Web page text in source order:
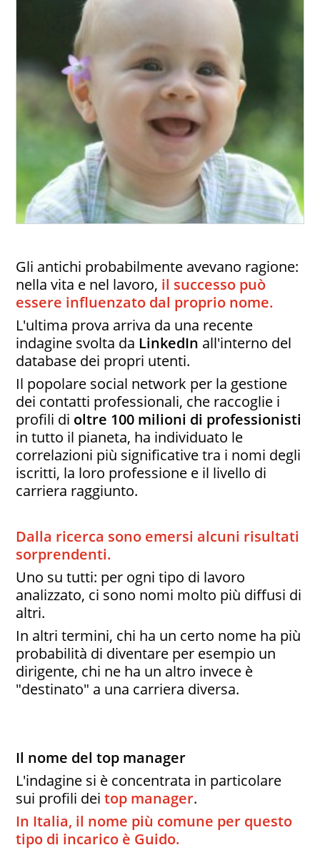
Gli antichi probabilmente avevano ragione:
nella vita e nel lavoro, il successo può
essere influenzato dal proprio nome.
L'ultima prova arriva da una recente
indagine svolta da LinkedIn all'interno del
database dei propri utenti.
Il popolare social network per la gestione
dei contatti professionali, che raccoglie i
profili di oltre 100 milioni di professionisti
in tutto il pianeta, ha individuato le
correlazioni più significative tra i nomi degli
iscritti, la loro professione e il livello di
carriera raggiunto.
Dalla ricerca sono emersi alcuni risultati
sorprendenti.
Uno su tutti: per ogni tipo di lavoro
analizzato, ci sono nomi molto più diffusi di
altri.
In altri termini, chi ha un certo nome ha più
probabilità di diventare per esempio un
dirigente, chi ne ha un altro invece è
"destinato" a una carriera diversa.
Il nome del top manager
L'indagine si è concentrata in particolare
sui profili deitop manager.
In Italia, il nome più comune per questo
tipo di incarico è Guido.